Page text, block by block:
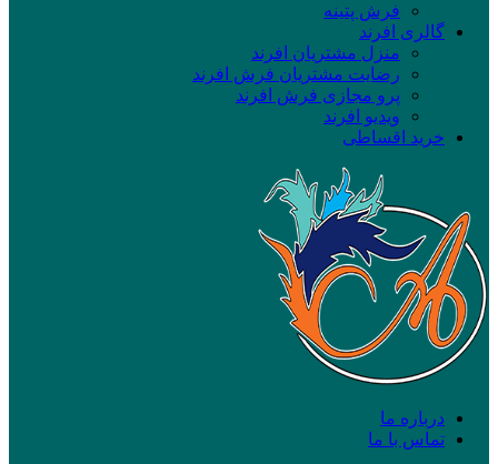
فرش پتینه
گالری افرند
منزل مشتریان افرند
رضایت مشتریان فرش افرند
پرو مجازی فرش افرند
ویدیو افرند
خرید اقساطی
درباره ما
تماس با ما